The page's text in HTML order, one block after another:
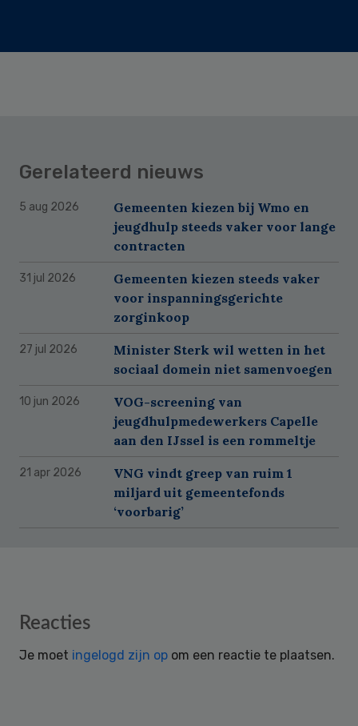
Gerelateerd nieuws
5 aug 2026
Gemeenten kiezen bij Wmo en
jeugdhulp steeds vaker voor lange
contracten
31 jul 2026
Gemeenten kiezen steeds vaker
voor inspanningsgerichte
zorginkoop
27 jul 2026
Minister Sterk wil wetten in het
sociaal domein niet samenvoegen
10 jun 2026
VOG-screening van
jeugdhulpmedewerkers Capelle
aan den IJssel is een rommeltje
21 apr 2026
VNG vindt greep van ruim 1
miljard uit gemeentefonds
‘voorbarig’
Reader
Reacties
Je moet ingelogd zijn op om een reactie te plaatsen.